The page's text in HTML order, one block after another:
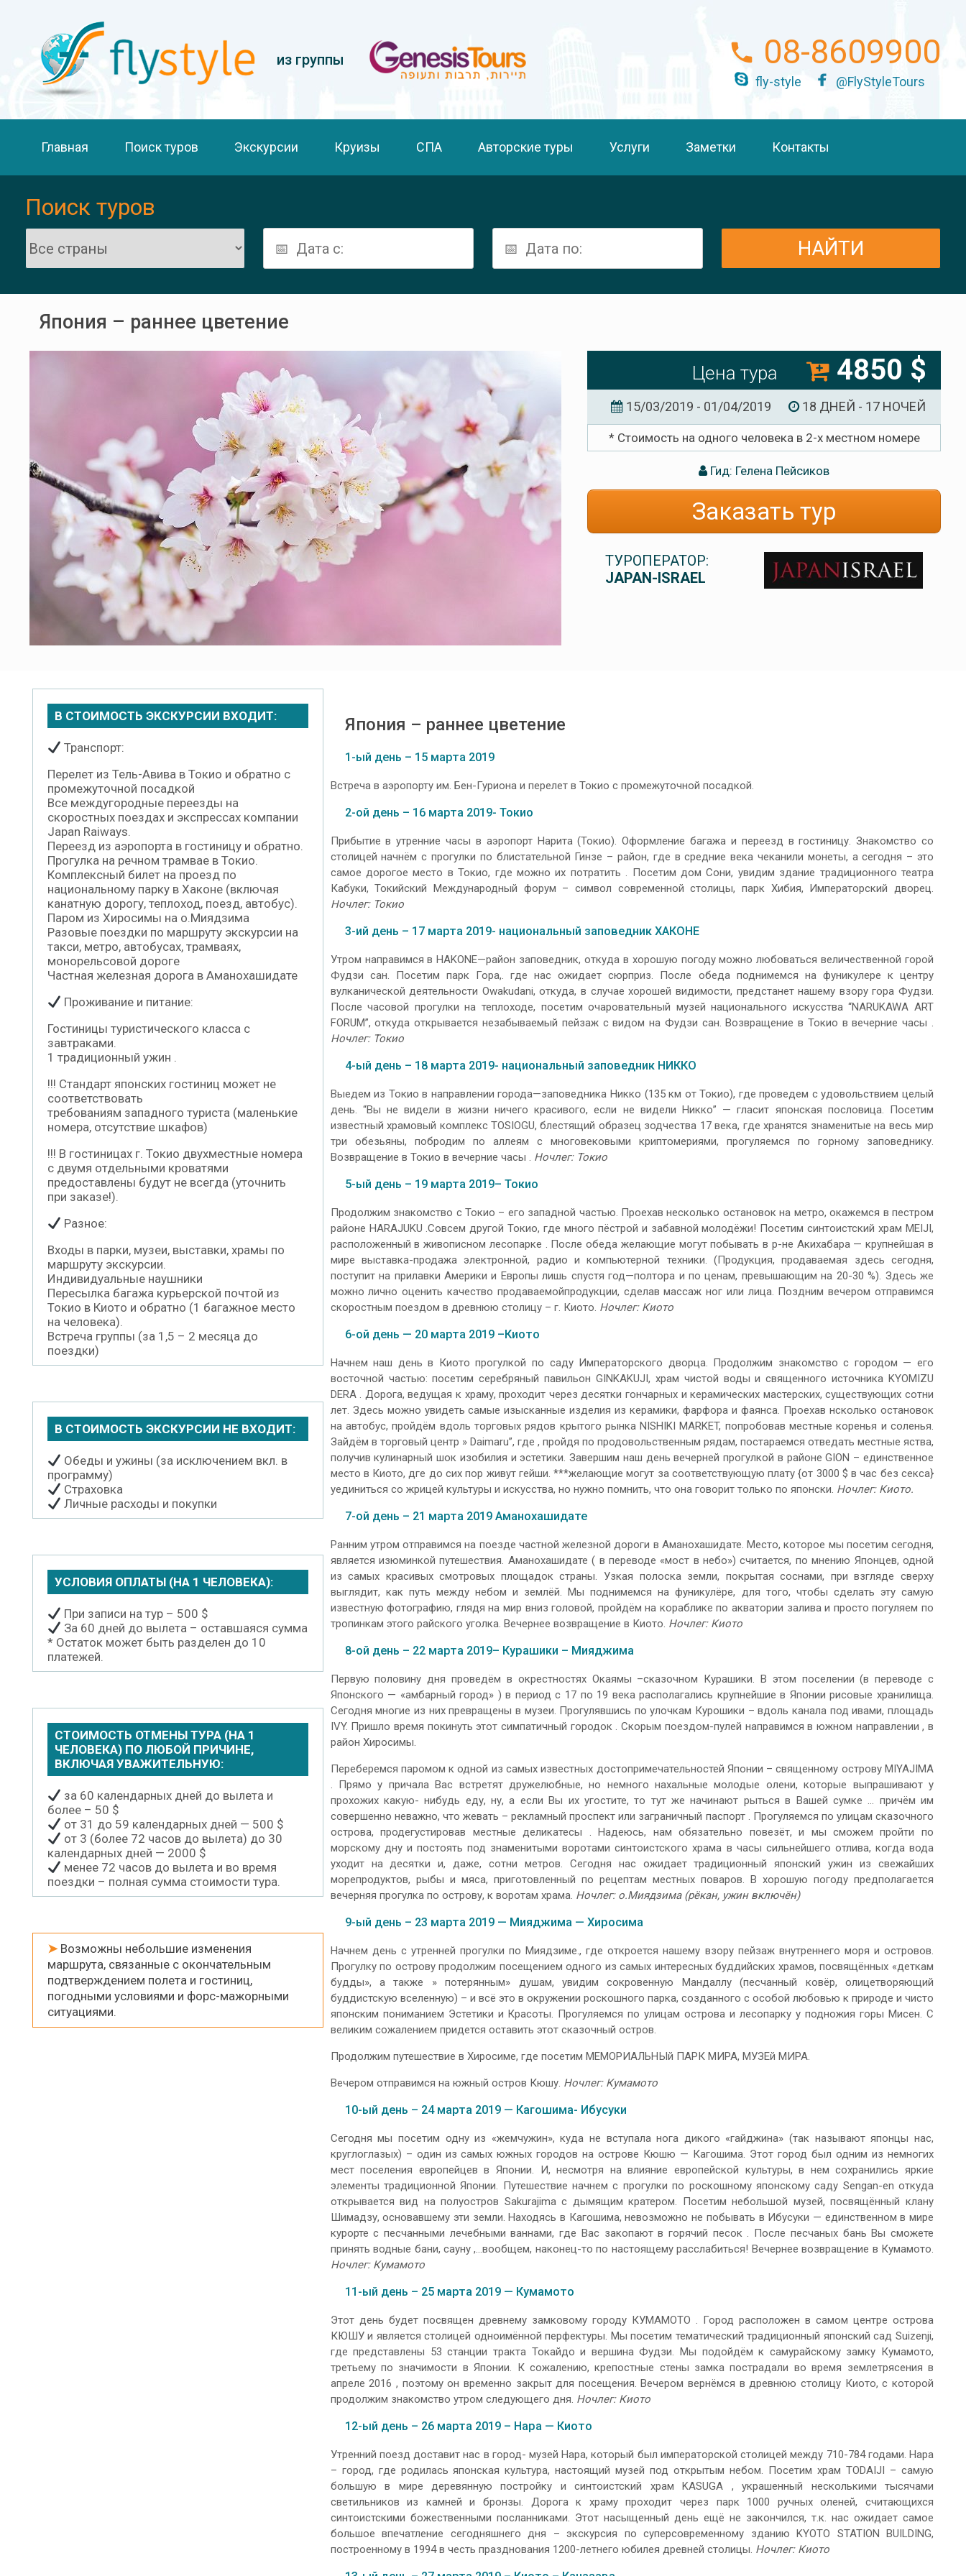
из группы 08-8609900
fly-style @FlyStyleTours
Главная Поиск туров Экскурсии Круизы СПА Авторские туры Услуги Заметки Контакты
Поиск туров
Япония – раннее цветение
Цена тура 4850 $
15/03/2019 - 01/04/2019 18 ДНЕЙ - 17 НОЧЕЙ
* Стоимость на одного человека в 2-х местном номере
Гид: Гелена Пейсиков
Заказать тур
ТУРОПЕРАТОР:
JAPAN-ISRAEL
В СТОИМОСТЬ ЭКСКУРСИИ ВХОДИТ:
Транспорт:
Перелет из Тель-Авива в Токио и обратно с
промежуточной посадкой
Все междугородные переезды на
скоростных поездах и экспрессах компании
Japan Raiways.
Переезд из аэропорта в гостиницу и обратно.
Прогулка на речном трамвае в Токио.
Комплексный билет на проезд по
национальному парку в Хаконе (включая
канатную дорогу, теплоход, поезд, автобус).
Паром из Хиросимы на о.Миядзима
Разовые поездки по маршруту экскурсии на
такси, метро, автобусах, трамваях,
монорельсовой дороге
Частная железная дорога в Аманохашидате
Проживание и питание:
Гостиницы туристического класса с
завтраками.
1 традиционный ужин .
!!! Стандарт японских гостиниц может не
соответствовать
требованиям западного туриста (маленькие
номера, отсутствие шкафов)
!!! В гостиницах г. Токио двухместные номера
с двумя отдельными кроватями
предоставлены будут не всегда (уточнить
при заказе!).
Разное:
Входы в парки, музеи, выставки, храмы по
маршруту экскурсии.
Индивидуальные наушники
Пересылка багажа курьерской почтой из
Токио в Киото и обратно (1 багажное место
на человека).
Встреча группы (за 1,5 – 2 месяца до
поездки)
В СТОИМОСТЬ ЭКСКУРСИИ НЕ ВХОДИТ:
Обеды и ужины (за исключением вкл. в
программу)
Страховка
Личные расходы и покупки
УСЛОВИЯ ОПЛАТЫ (НА 1 ЧЕЛОВЕКА):
При записи на тур – 500 $
За 60 дней до вылета – оставшаяся сумма
* Остаток может быть разделен до 10
платежей.
СТОИМОСТЬ ОТМЕНЫ ТУРА (НА 1
ЧЕЛОВЕКА) ПО ЛЮБОЙ ПРИЧИНЕ,
ВКЛЮЧАЯ УВАЖИТЕЛЬНУЮ:
за 60 календарных дней до вылета и
более – 50 $
от 31 до 59 календарных дней — 500 $
от 3 (более 72 часов до вылета) до 30
календарных дней — 2000 $
менее 72 часов до вылета и во время
поездки – полная сумма стоимости тура.
➤Возможны небольшие изменения
маршрута, связанные с окончательным
подтверждением полета и гостиниц,
погодными условиями и форс-мажорными
ситуациями.
Япония – раннее цветение
1-ый день – 15 марта 2019
Встреча в аэропорту им. Бен-Гуриона и перелет в Токио с промежуточной посадкой.
2-ой день – 16 марта 2019- Токио
Прибытие в утренние часы в аэропорт Нарита (Токио). Оформление багажа и переезд в гостиницу. Знакомство со
столицей начнём с прогулки по блистательной Гинзе – район, где в средние века чеканили монеты, а сегодня – это
самое дорогое место в Токио, где можно их потратить . Посетим дом Сони, увидим здание традиционного театра
Кабуки, Токийский Международный форум – символ современной столицы, парк Хибия, Императорский дворец.
Ночлег: Токио
3-ий день – 17 марта 2019- национальный заповедник ХАКОНЕ
Утром направимся в HAKONE—район заповедник, откуда в хорошую погоду можно любоваться величественной горой
Фудзи сан. Посетим парк Гора,. где нас ожидает сюрприз. После обеда поднимемся на фуникулере к центру
вулканической деятельности Owakudani, откуда, в случае хорошей видимости, предстанет нашему взору гора Фудзи.
После часовой прогулки на теплоходе, посетим очаровательный музей национального искусства “NARUKAWA ART
FORUM”, откуда открывается незабываемый пейзаж с видом на Фудзи сан. Возвращение в Токио в вечерние часы .
Ночлег: Токио
4-ый день – 18 марта 2019- национальный заповедник НИККО
Выедем из Токио в направлении города—заповедника Никко (135 км от Токио), где проведем с удовольствием целый
день. “Вы не видели в жизни ничего красивого, если не видели Никко” — гласит японская пословица. Посетим
известный храмовый комплекс TOSIOGU, блестящий образец зодчества 17 века, где хранятся знаменитые на весь мир
три обезьяны, побродим по аллеям с многовековыми криптомериями, прогуляемся по горному заповеднику.
Возвращение в Токио в вечерние часы . Ночлег: Токио
5-ый день – 19 марта 2019– Токио
Продолжим знакомство с Токио – его западной частью. Проехав несколько остановок на метро, окажемся в пестром
районе HARAJUKU .Совсем другой Токио, где много пёстрой и забавной молодёжи! Посетим синтоистский храм MEIJI,
расположенный в живописном лесопарке . После обеда желающие могут побывать в р-не Акихабара — крупнейшая в
мире выставка-продажа электронной, радио и компьютерной техники. (Продукция, продаваемая здесь сегодня,
поступит на прилавки Америки и Европы лишь спустя год—полтора и по ценам, превышающим на 20-30 %). Здесь же
можно лично оценить качество продаваемойпродукции, сделав массаж ног или лица. Поздним вечером отправимся
скоростным поездом в древнюю столицу – г. Киото. Ночлег: Киото
6-ой день — 20 марта 2019 –Киото
Начнем наш день в Киото прогулкой по саду Императорского дворца. Продолжим знакомство с городом — его
восточной частью: посетим серебряный павильон GINKAKUJI, храм чистой воды и священного источника KYOMIZU
DERA . Дорога, ведущая к храму, проходит через десятки гончарных и керамических мастерских, существующих сотни
лет. Здесь можно увидеть самые изысканные изделия из керамики, фарфора и фаянса. Проехав нсколько остановок
на автобус, пройдём вдоль торговых рядов крытого рынка NISHIKI MARKET, попробовав местные коренья и соленья.
Зайдём в торговый центр » Daimaru”, где , пройдя по продовольственным рядам, постараемся отведать местные яства,
получив кулинарный шок изобилия и эстетики. Завершим наш день вечерней прогулкой в районе GION – единственное
место в Киото, дге до сих пор живут гейши. ***желающие могут за соответствующую плату {от 3000 $ в час без секса}
уединиться со жрицей культуры и искусства, но нужно помнить, что она говорит только по японски. Ночлег: Киото.
7-ой день – 21 марта 2019 Аманохашидате
Ранним утром отправимся на поезде частной железной дороги в Аманохашидате. Место, которое мы посетим сегодня,
является изюминкой путешествия. Аманохашидате ( в переводе «мост в небо») считается, по мнению Японцев, одной
из самых красивых смотровых площадок страны. Узкая полоска земли, покрытая соснами, при взгляде сверху
выглядит, как путь между небом и землёй. Мы поднимемся на фуникулёре, для того, чтобы сделать эту самую
известную фотографию, глядя на мир вниз головой, пройдём на кораблике по акватории залива и просто погуляем по
тропинкам этого райского уголка. Вечернее возвращение в Киото. Ночлег: Киото
8-ой день – 22 марта 2019– Курашики – Мияджима
Первую половину дня проведём в окрестностях Окаямы –сказочном Курашики. В этом поселении (в переводе с
Японского — «амбарный город» ) в период с 17 по 19 века располагались крупнейшие в Японии рисовые хранилища.
Сегодня многие из них превращены в музеи. Прогулявшись по улочкам Курошики – вдоль канала под ивами, площадь
IVY. Пришло время покинуть этот симпатичный городок . Скорым поездом-пулей направимся в южном направлении , в
район Хиросимы.
Переберемся паромом к одной из самых известных достопримечательностей Японии – священному острову MIYAJIMA
. Прямо у причала Вас встретят дружелюбные, но немного нахальные молодые олени, которые выпрашивают у
прохожих какую- нибудь еду, ну, а если Вы их угостите, то тут же начинают рыться в Вашей сумке … причём им
совершенно неважно, что жевать – рекламный проспект или заграничный паспорт . Прогуляемся по улицам сказочного
острова, продегустировав местные деликатесы . Надеюсь, нам обязательно повезёт, и мы сможем пройти по
морскому дну и постоять под знаменитыми воротами синтоистского храма в часы сильнейшего отлива, когда вода
уходит на десятки и, даже, сотни метров. Сегодня нас ожидает традиционный японский ужин из свежайших
морепродуктов, рыбы и мяса, приготовленный по рецептам местных поваров. В хорошую погоду предполагается
вечерняя прогулка по острову, к воротам храма. Ночлег: о.Миядзима (рёкан, ужин включён)
9-ый день – 23 марта 2019 — Мияджима — Хиросима
Начнем день с утренней прогулки по Миядзиме., где откроется нашему взору пейзаж внутреннего моря и островов.
Прогулку по острову продолжим посещением одного из самых интересных буддийских храмов, посвящённых «деткам
будды», а также » потерянным» душам, увидим сокровенную Мандаллу (песчанный ковёр, олицетворяющий
буддистскую вселенную) – и всё это в окружении роскошного парка, созданного с особой любовью к природе и чисто
японским пониманием Эстетики и Красоты. Прогуляемся по улицам острова и лесопарку у подножия горы Мисен. С
великим сожалением придется оставить этот сказочный остров.
Продолжим путешествие в Хиросиме, где посетим МЕМОРИАЛЬНЫй ПАРК МИРА, МУЗЕй МИРА.
Вечером отправимся на южный остров Кюшу. Ночлег: Кумамото
10-ый день – 24 марта 2019 — Кагошима- Ибусуки
Сегодня мы посетим одну из «жемчужин», куда не вступала нога дикого «гайджина» (так называют японцы нас,
круглоглазых) – один из самых южных городов на острове Кюшю — Кагошима. Этот город был одним из немногих
мест поселения европейцев в Японии. И, несмотря на влияние европейской культуры, в нем сохранились яркие
элементы традиционной Японии. Путешествие начнем с прогулки по роскошному японскому саду Sengan-en откуда
открывается вид на полуостров Sakurajima с дымящим кратером. Посетим небольшой музей, посвящённый клану
Шимадзу, основавшему эти земли. Находясь в Кагошима, невозможно не побывать в Ибусуки — единственном в мире
курорте с песчанными лечебными ваннами, где Вас закопают в горячий песок . После песчаных бань Вы сможете
принять водные бани, сауну ,…вообщем, наконец-то по настоящему расслабиться! Вечернее возвращение в Кумамото.
Ночлег: Кумамото
11-ый день – 25 марта 2019 — Кумамото
Этот день будет посвящен древнему замковому городу КУМАМОТО . Город расположен в самом центре острова
КЮШУ и является столицей одноимённой перфектуры. Мы посетим тематический традиционный японский сад Suizenji,
где представлены 53 станции тракта Токайдо и вершина Фудзи. Мы подойдём к самурайскому замку Кумамото,
третьему по значимости в Японии. К сожалению, крепостные стены замка пострадали во время землетрясения в
апреле 2016 , поэтому он временно закрыт для посещения. Вечером вернёмся в древнюю столицу Киото, с которой
продолжим знакомство утром следующего дня. Ночлег: Киото
12-ый день – 26 марта 2019 – Нара — Киото
Утренний поезд доставит нас в город- музей Нара, который был императорской столицей между 710-784 годами. Нара
– город, где родилась японская культура, настоящий музей под открытым небом. Посетим храм TODAIJI – самую
большую в мире деревянную постройку и синтоистский храм KASUGA , украшенный несколькими тысячами
светильников из камней и бронзы. Дорога к храму проходит через парк 1000 ручных оленей, считающихся
синтоистскими божественными посланниками. Этот насыщенный день ещё не закончился, т.к. нас ожидает самое
большое впечатление сегодняшнего дня – экскурсия по суперсовременному зданию KYOTO STATION BUILDING,
построенному в 1994 в честь празднования 1200-летнего юбилея древней столицы. Ночлег: Киото